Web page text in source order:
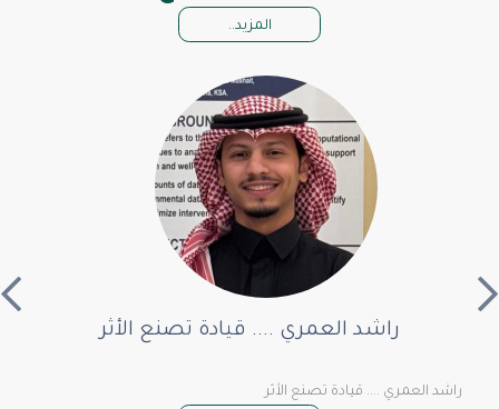
المزيد..
راشد العمري .... قيادة تصنع الأثر
راشد العمري .... قيادة تصنع الأثر